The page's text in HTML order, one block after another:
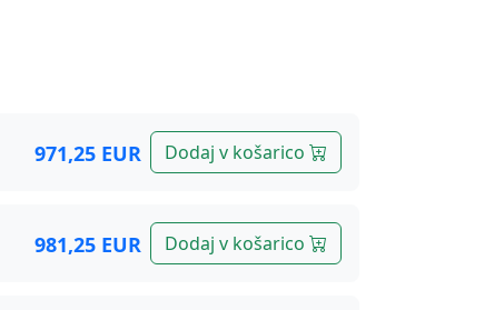
971,25 EUR Dodaj v košarico
981,25 EUR Dodaj v košarico